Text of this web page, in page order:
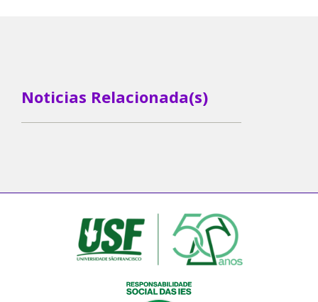
Noticias Relacionada(s)